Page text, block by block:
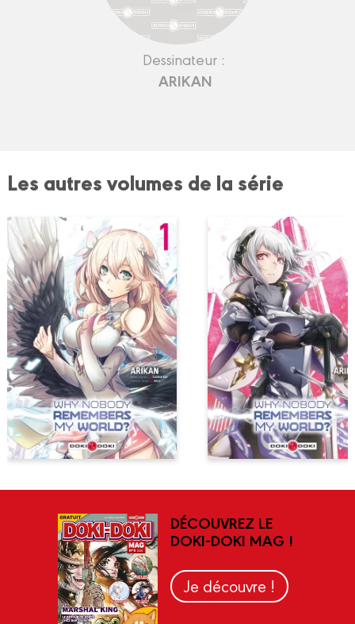
Dessinateur :
ARIKAN
Les autres volumes de la série
DÉCOUVREZ LE
DOKI-DOKI MAG !
Je découvre !